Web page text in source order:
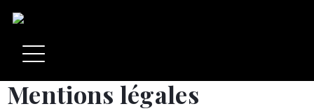
Mentions légales